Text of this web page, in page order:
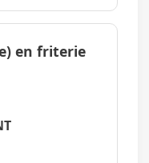
en friterie